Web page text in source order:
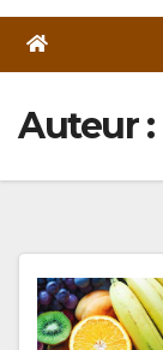
Auteur :